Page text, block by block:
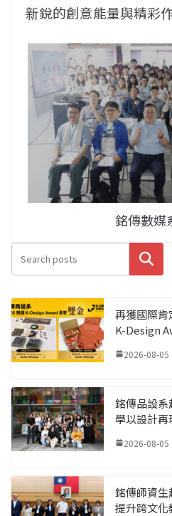
新銳的創意能量與精彩
銘傳數媒
搜尋
再獲國際
K-Design
2026-08-05
銘傳品設系
學以設計再
2026-08-05
銘傳師資生
提升跨文化